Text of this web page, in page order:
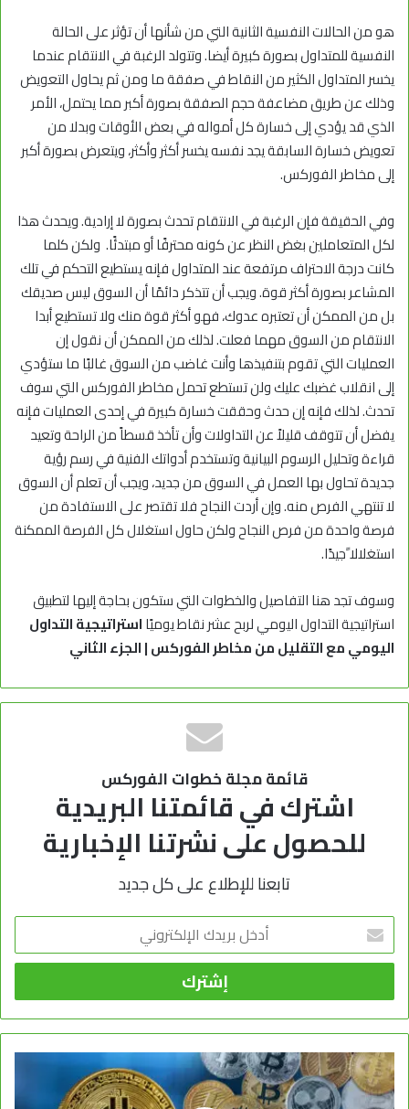
هو من الحالات النفسية الثانية التي من شأنها أن تؤثر على الحالة
النفسية للمتداول بصورة كبيرة أيضا. وتتولد الرغبة في الانتقام عندما
يخسر المتداول الكثير من النقاط في صفقة ما ومن ثم يحاول التعويض
وذلك عن طريق مضاعفة حجم الصفقة بصورة أكبر مما يحتمل، الأمر
الذي قد يؤدي إلى خسارة كل أمواله في بعض الأوقات وبدلا من
تعويض خسارة السابقة يجد نفسه يخسر أكثر وأكثر، ويتعرض بصورة أكبر
إلى مخاطر الفوركس.
وفي الحقيقة فإن الرغبة في الانتقام تحدث بصورة لا إرادية. ويحدث هذا
لكل المتعاملين بغض النظر عن كونه محترفًا أو مبتدئًا. ولكن كلما
كانت درجة الاحتراف مرتفعة عند المتداول فإنه يستطيع التحكم في تلك
المشاعر بصورة أكثر قوة. ويجب أن تتذكر دائمًا أن السوق ليس صديقك
بل من الممكن أن تعتبره عدوك، فهو أكثر قوة منك ولا تستطيع أبدا
الانتقام من السوق مهما فعلت. لذلك من الممكن أن نقول إن
العمليات التي تقوم بتنفيذها وأنت غاضب من السوق غالبًا ما ستؤدي
إلى انقلاب غضبك عليك ولن تستطع تحمل مخاطر الفوركس التي سوف
تحدث. لذلك فإنه إن حدث وحققت خسارة كبيرة في إحدى العمليات فإنه
يفضل أن تتوقف قليلاً عن التداولات وأن تأخذ قسطاً من الراحة وتعيد
قراءة وتحليل الرسوم البيانية وتستخدم أدواتك الفنية في رسم رؤية
جديدة تحاول بها العمل في السوق من جديد، ويجب أن تعلم أن السوق
لا تنتهي الفرص منه. وإن أردت النجاح فلا تقتصر على الاستفادة من
فرصة واحدة من فرص النجاح ولكن حاول استغلال كل الفرصة الممكنة
استغلالا ًجيدًا.
وسوف تجد هنا التفاصيل والخطوات التي ستكون بحاجة إليها لتطبيق
استراتيجية التداول اليومي لربح عشر نقاط يوميًااستراتيجية التداول
اليومي مع التقليل من مخاطر الفوركس | الجزء الثاني
قائمة مجلة خطوات الفوركس
اشترك في قائمتنا البريدية
للحصول على نشرتنا الإخبارية
تابعنا للإطلاع على كل جديد
أدخل
بريدك
الإلكتروني